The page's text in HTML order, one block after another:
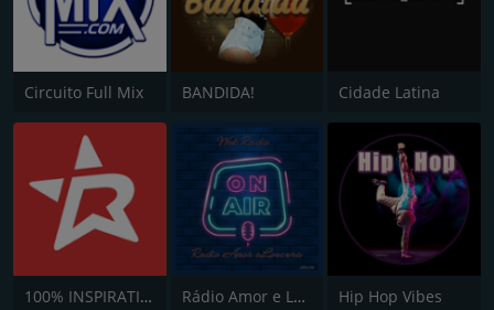
Circuito Full Mix BANDIDA! Cidade Latina
100% INSPIRATION Rádio Amor e Loucura Hip Hop Vibes